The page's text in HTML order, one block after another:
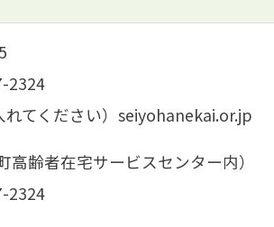
2324
てください）seiyohanekai.or.jp
高齢者在宅サービスセンター内）
2324